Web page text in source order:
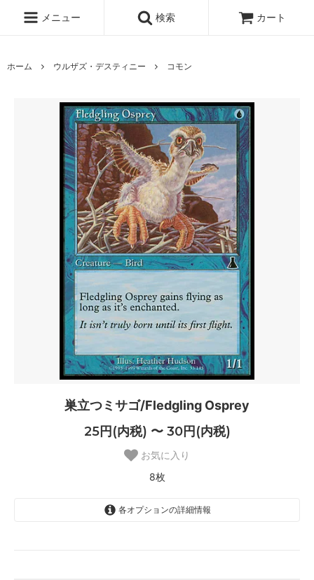
メニュー 検索 カート
ホーム ウルザズ・デスティニー コモン
巣立つミサゴ/Fledgling Osprey
25円(内税) 〜 30円(内税)
お気に入り
8枚
各オプションの詳細情報